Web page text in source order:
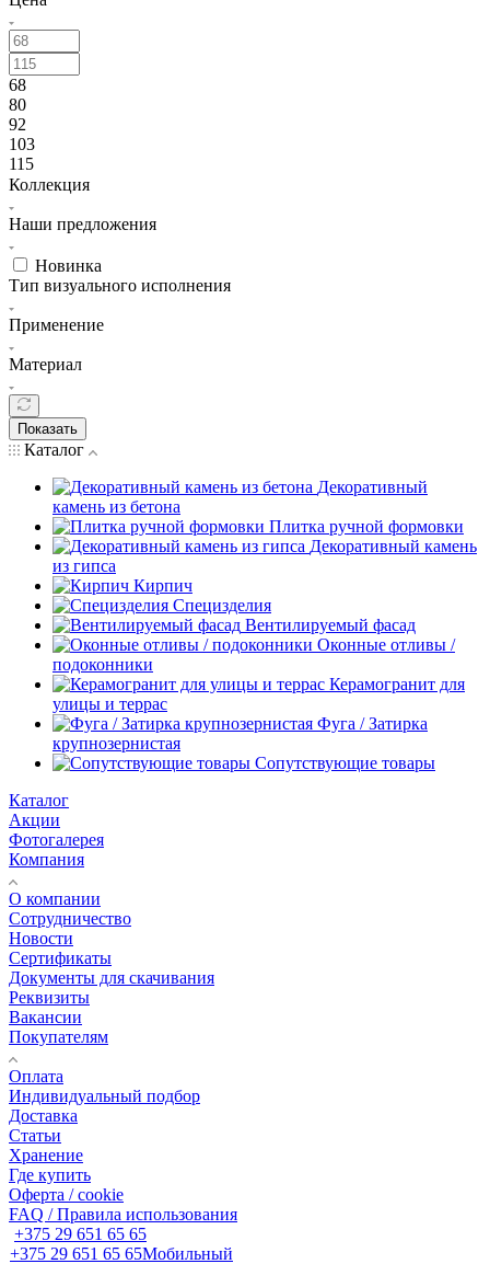
68
80
92
103
115
Коллекция
Наши предложения
Новинка
Тип визуального исполнения
Применение
Материал
Показать
Каталог
Декоративный
камень из бетона
Плитка ручной формовки
Декоративный камень
из гипса
Кирпич
Специзделия
Вентилируемый фасад
Оконные отливы /
подоконники
Керамогранит для
улицы и террас
Фуга / Затирка
крупнозернистая
Сопутствующие товары
Каталог
Акции
Фотогалерея
Компания
О компании
Сотрудничество
Новости
Сертификаты
Документы для скачивания
Реквизиты
Вакансии
Покупателям
Оплата
Индивидуальный подбор
Доставка
Статьи
Хранение
Где купить
Оферта / cookie
FAQ / Правила использования
+375 29 651 65 65
+375 29 651 65 65Мобильный